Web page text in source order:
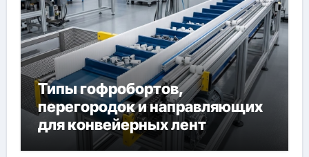
Типы гофробортов,
перегородок и направляющих
для конвейерных лент